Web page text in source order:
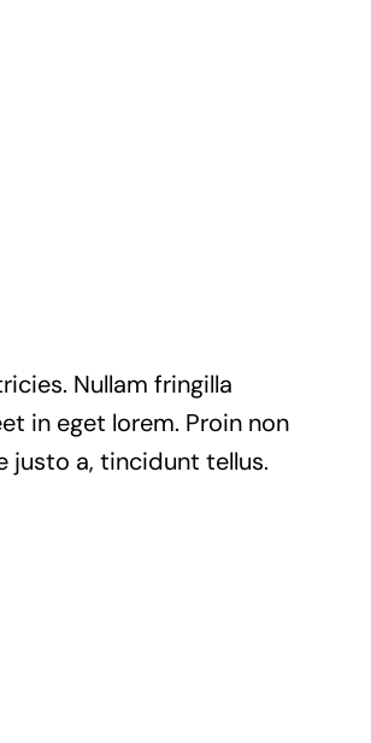
Nullam fringilla
in eget lorem. Proin non
justo a, tincidunt tellus.